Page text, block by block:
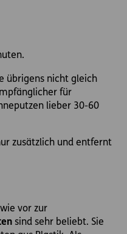
übrigens nicht gleich
für
lieber 30-60
zusätzlich und entfernt
vor zur
sind sehr beliebt. Sie